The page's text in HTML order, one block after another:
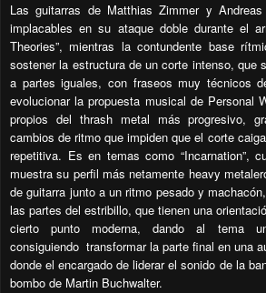
Las guitarras de Matthias Zimmer y
implacables en su ataque doble durante el
Theories”, mientras la contundente base
sostener la estructura de un corte intenso, que
a partes iguales, con fraseos muy técnicos
evolucionar la propuesta musical de Personal
propios del thrash metal más progresivo,
cambios de ritmo que impiden que el corte
repetitiva. Es en temas como “Incarnation”,
muestra su perfil más netamente heavy
de guitarra junto a un ritmo pesado y
las partes del estribillo, que tienen una
cierto punto moderna, dando al tema
consiguiendo transformar la parte final en una
donde el encargado de liderar el sonido de la
bombo de Martin Buchwalter.